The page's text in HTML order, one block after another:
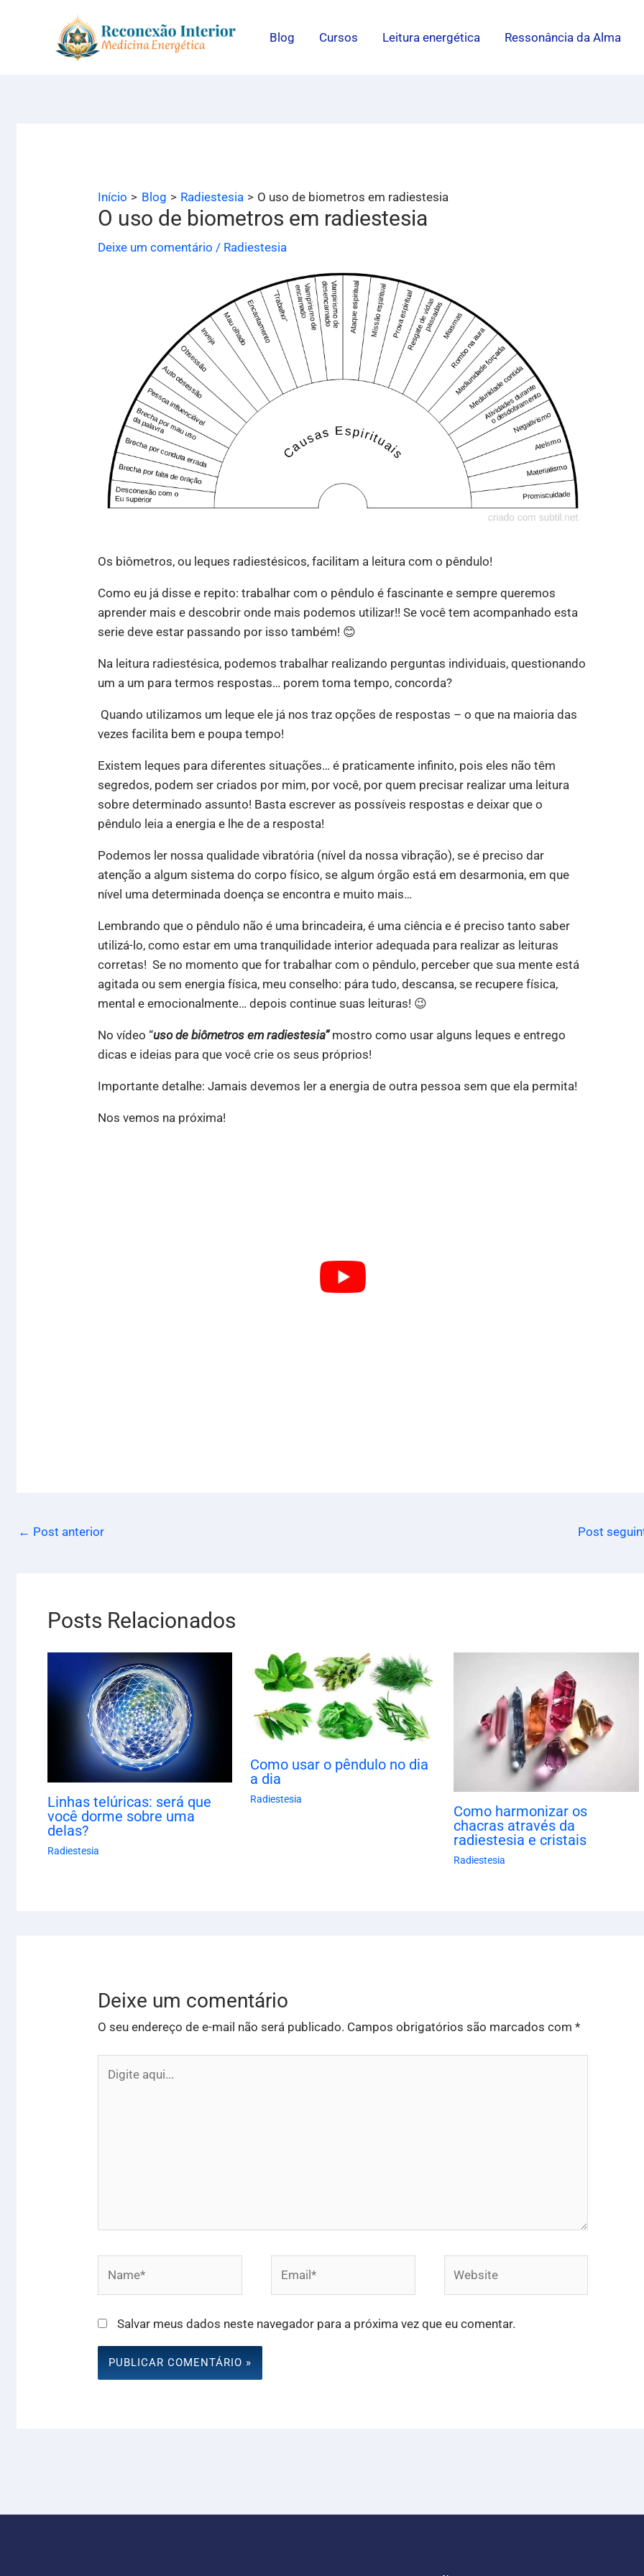
Blog Cursos Leitura energética Ressonância da Alma
Início Blog Radiestesia O uso de biometros em radiestesia
O uso de biometros em radiestesia
Deixe um comentário / Radiestesia
Os biômetros, ou leques radiestésicos, facilitam a leitura com o pêndulo!
Como eu já disse e repito: trabalhar com o pêndulo é fascinante e sempre queremos
aprender mais e descobrir onde mais podemos utilizar!! Se você tem acompanhado esta
serie deve estar passando por isso também! 😊
Na leitura radiestésica, podemos trabalhar realizando perguntas individuais, questionando
um a um para termos respostas… porem toma tempo, concorda?
Quando utilizamos um leque ele já nos traz opções de respostas – o que na maioria das
vezes facilita bem e poupa tempo!
Existem leques para diferentes situações… é praticamente infinito, pois eles não têm
segredos, podem ser criados por mim, por você, por quem precisar realizar uma leitura
sobre determinado assunto! Basta escrever as possíveis respostas e deixar que o
pêndulo leia a energia e lhe de a resposta!
Podemos ler nossa qualidade vibratória (nível da nossa vibração), se é preciso dar
atenção a algum sistema do corpo físico, se algum órgão está em desarmonia, em que
nível uma determinada doença se encontra e muito mais…
Lembrando que o pêndulo não é uma brincadeira, é uma ciência e é preciso tanto saber
utilizá-lo, como estar em uma tranquilidade interior adequada para realizar as leituras
corretas! Se no momento que for trabalhar com o pêndulo, perceber que sua mente está
agitada ou sem energia física, meu conselho: pára tudo, descansa, se recupere física,
mental e emocionalmente… depois continue suas leituras! 😉
No vídeo “uso de biômetros em radiestesia”mostro como usar alguns leques e entrego
dicas e ideias para que você crie os seus próprios!
Importante detalhe: Jamais devemos ler a energia de outra pessoa sem que ela permita!
Nos vemos na próxima!
← Post anterior Post
Posts Relacionados
Linhas telúricas: será que
você dorme sobre uma
delas?
Radiestesia
Como usar o pêndulo no dia
a dia
Radiestesia
Como harmonizar os
chacras através da
radiestesia e cristais
Radiestesia
Deixe um comentário
O seu endereço de e-mail não será publicado. Campos obrigatórios são marcados com*
aqui...
Salvar meus dados neste navegador para a próxima vez que eu comentar.